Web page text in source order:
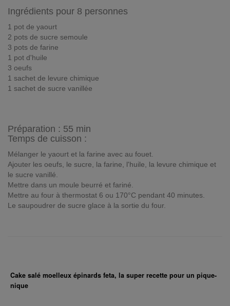
Ingrédients pour 8 personnes
1 pot de yaourt
2 pots de sucre semoule
3 pots de farine
1 pot d'huile
3 oeufs
1 sachet de levure chimique
1 sachet de sucre vanillée
Préparation : 55 min
Temps de cuisson :
Mélanger le yaourt et la farine avec au fouet.
Ajouter les oeufs, le sucre, la farine, l'huile, la levure chimique et
le sucre vanillé.
Mettre dans un moule beurré et fariné.
Mettre au four à thermostat 6 ou 170°C pendant 40 minutes.
Le saupoudrer de sucre glace à la sortie du four.
Cake salé moelleux épinards feta, la super recette pour un pique-
nique